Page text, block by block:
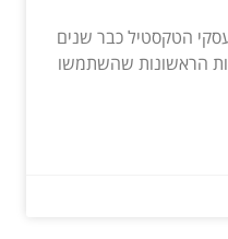
הטקסטיל כבר שנים
הראשונות שהשתמשו